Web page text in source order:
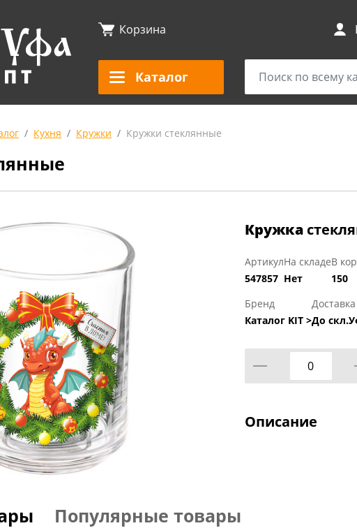
Корзина
Каталог
Кухня Кружки Кружки стеклянные
Кружка
Артикул
547857
На складе
Нет
В
150
Бренд
Каталог KIT >
Доставка
До
Описание
Популярные товары